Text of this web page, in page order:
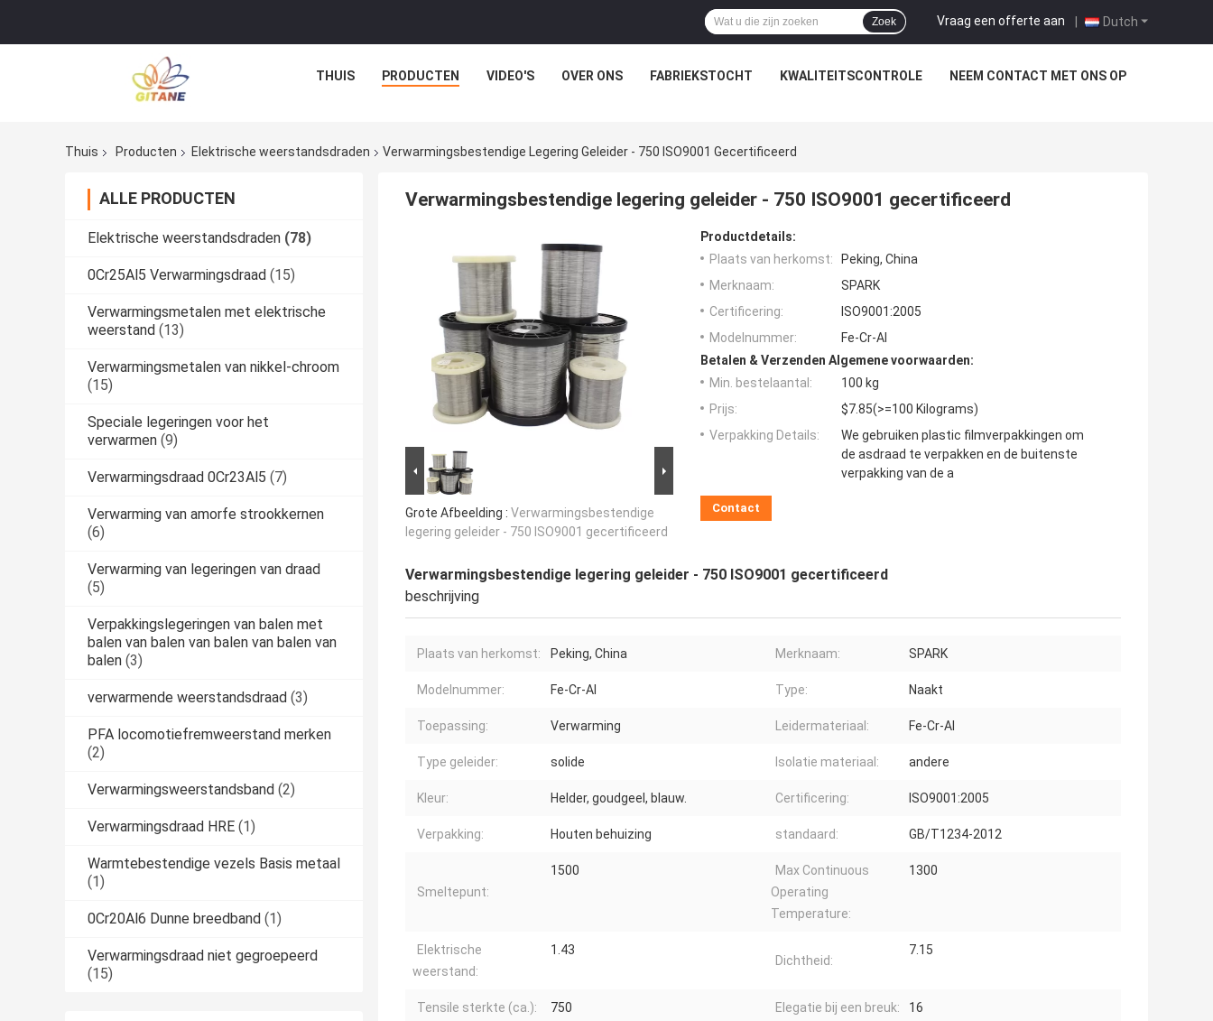
Dutch
Vraag een offerte aan |
Zoek
THUIS PRODUCTEN VIDEO'S OVER ONS FABRIEKSTOCHT KWALITEITSCONTROLE NEEM CONTACT MET ONS OP
Thuis Producten Elektrische weerstandsdraden Verwarmingsbestendige Legering Geleider - 750 ISO9001 Gecertificeerd
ALLE PRODUCTEN
Elektrische weerstandsdraden (78)
0Cr25Al5 Verwarmingsdraad (15)
Verwarmingsmetalen met elektrische
weerstand (13)
Verwarmingsmetalen van nikkel-chroom
(15)
Speciale legeringen voor het
verwarmen (9)
Verwarmingsdraad 0Cr23Al5 (7)
Verwarming van amorfe strookkernen
(6)
Verwarming van legeringen van draad
(5)
Verpakkingslegeringen van balen met
balen van balen van balen van balen van
balen (3)
verwarmende weerstandsdraad (3)
PFA locomotiefremweerstand merken
(2)
Verwarmingsweerstandsband (2)
Verwarmingsdraad HRE (1)
Warmtebestendige vezels Basis metaal
(1)
0Cr20Al6 Dunne breedband (1)
Verwarmingsdraad niet gegroepeerd
(15)
Verwarmingsbestendige legering geleider - 750 ISO9001 gecertificeerd
Grote Afbeelding : Verwarmingsbestendige
legering geleider - 750 ISO9001 gecertificeerd
Productdetails:
Plaats van herkomst:
Peking, China
Merknaam:
SPARK
Certificering:
ISO9001:2005
Modelnummer:
Fe-Cr-Al
Betalen & Verzenden Algemene voorwaarden:
Min. bestelaantal:
100 kg
Prijs:
$7.85(>=100 Kilograms)
Verpakking Details:
We gebruiken plastic filmverpakkingen om
de asdraad te verpakken en de buitenste
verpakking van de a
Contact
Verwarmingsbestendige legering geleider - 750 ISO9001 gecertificeerd
beschrijving
Plaats van herkomst: Peking, China Merknaam: SPARK
Modelnummer: Fe-Cr-Al Type: Naakt
Toepassing: Verwarming Leidermateriaal: Fe-Cr-Al
Type geleider: solide Isolatie materiaal: andere
Kleur: Helder, goudgeel, blauw. Certificering: ISO9001:2005
Verpakking: Houten behuizing standaard: GB/T1234-2012
Smeltepunt:
1500
Max Continuous
Operating
Temperature:
1300
Elektrische
weerstand:
1.43
Dichtheid:
7.15
Tensile sterkte (ca.): 750 Elegatie bij een breuk: 16